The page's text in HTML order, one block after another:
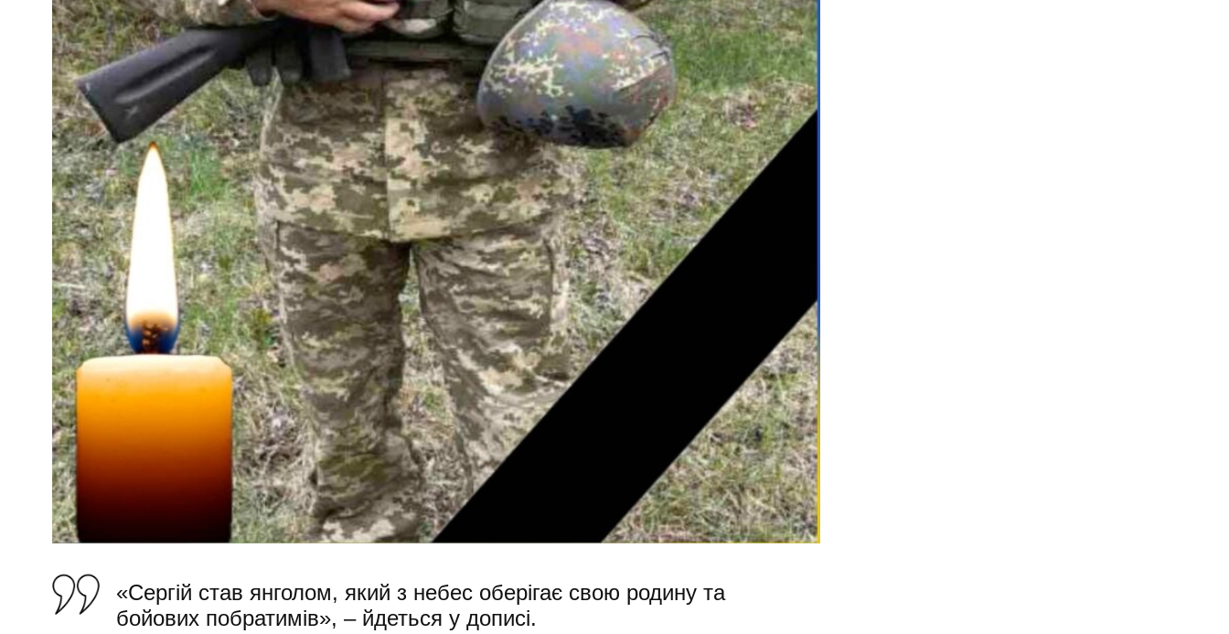
«Сергій став янголом, який з небес оберігає свою родину та
бойових побратимів», – йдеться у дописі.